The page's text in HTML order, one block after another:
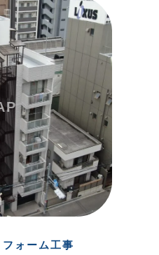
ォーム工事